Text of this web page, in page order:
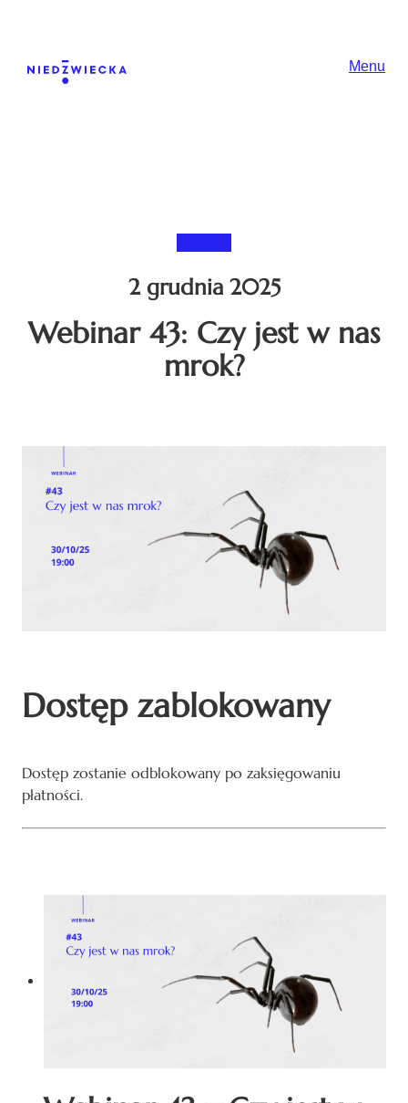
Główna Menu
Webinar 43: Czy jest w nas
mrok?
2 grudnia 2025
Dostęp zablokowany
Dostęp zostanie odblokowany po zaksięgowaniu
płatności.